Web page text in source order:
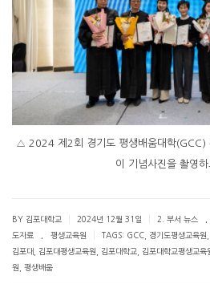
△ 2024 제2회 경기도 평생배움대학(GCC)
이 기념사진을 촬영하
BY 김포대학교 2024년 12월 31일 2. 부서 뉴스
도자료
평생교육원 TAGS: GCC 경기도평생교육원
김포대
김포대평생교육원 김포대학교 김포대학교평생교육
원
평생배움